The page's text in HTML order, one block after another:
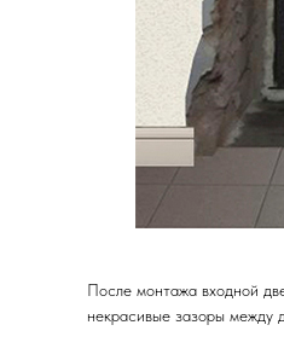
После монтажа входной
некрасивые зазоры между